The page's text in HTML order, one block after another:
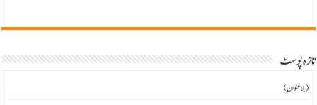
تازہ پوسٹ
(بلاعنوان)